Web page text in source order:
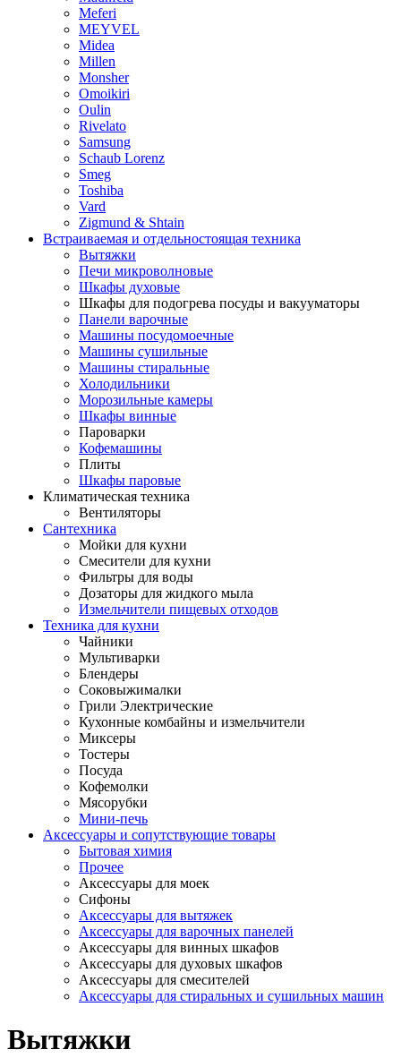
Meferi
MEYVEL
Midea
Millen
Monsher
Omoikiri
Oulin
Rivelato
Samsung
Schaub Lorenz
Smeg
Toshiba
Vard
Zigmund & Shtain
Встраиваемая и отдельностоящая техника
Вытяжки
Печи микроволновые
Шкафы духовые
Шкафы для подогрева посуды и вакууматоры
Панели варочные
Машины посудомоечные
Машины сушильные
Машины стиральные
Холодильники
Морозильные камеры
Шкафы винные
Пароварки
Кофемашины
Плиты
Шкафы паровые
Климатическая техника
Вентиляторы
Сантехника
Мойки для кухни
Смесители для кухни
Фильтры для воды
Дозаторы для жидкого мыла
Измельчители пищевых отходов
Техника для кухни
Чайники
Мультиварки
Блендеры
Соковыжималки
Грили Электрические
Кухонные комбайны и измельчители
Миксеры
Тостеры
Посуда
Кофемолки
Мясорубки
Мини-печь
Аксессуары и сопутствующие товары
Бытовая химия
Прочее
Аксессуары для моек
Сифоны
Аксессуары для вытяжек
Аксессуары для варочных панелей
Аксессуары для винных шкафов
Аксессуары для духовых шкафов
Аксессуары для смесителей
Аксессуары для стиральных и сушильных машин
Вытяжки